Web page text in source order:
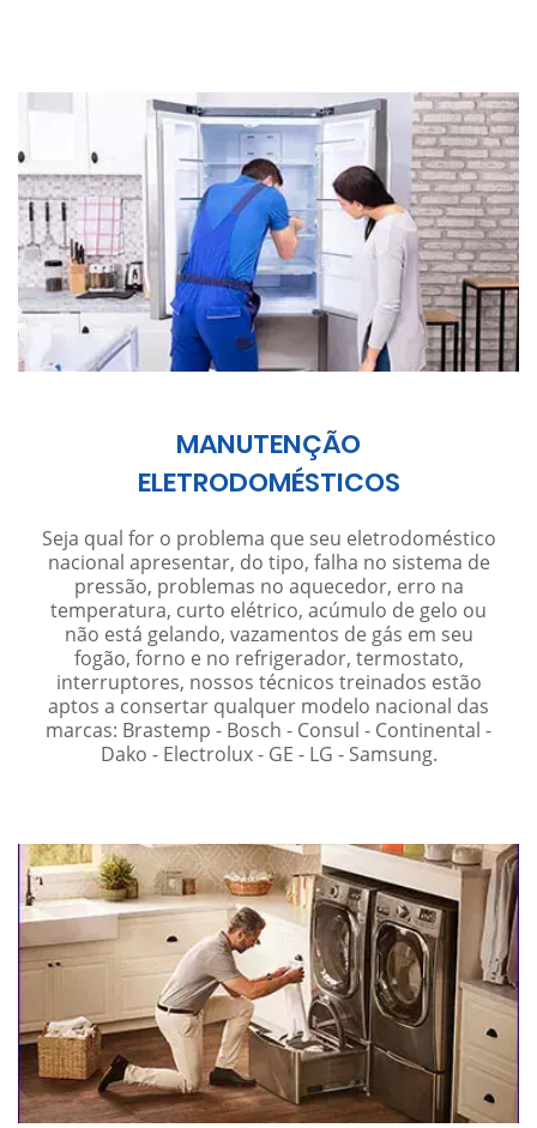
MANUTENÇÃO
ELETRODOMÉSTICOS
Seja qual for o problema que seu eletrodoméstico
nacional apresentar, do tipo, falha no sistema de
pressão, problemas no aquecedor, erro na
temperatura, curto elétrico, acúmulo de gelo ou
não está gelando, vazamentos de gás em seu
fogão, forno e no refrigerador, termostato,
interruptores, nossos técnicos treinados estão
aptos a consertar qualquer modelo nacional das
marcas: Brastemp - Bosch - Consul - Continental -
Dako - Electrolux - GE - LG - Samsung.